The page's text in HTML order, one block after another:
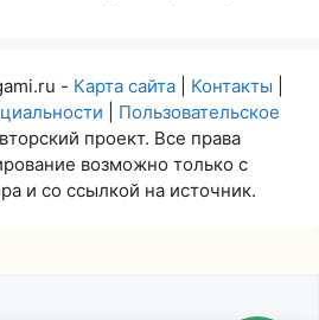
- Карта сайта| Контакты
Пользовательское
проект. Все права
возможно только с
и со ссылкой на источник.